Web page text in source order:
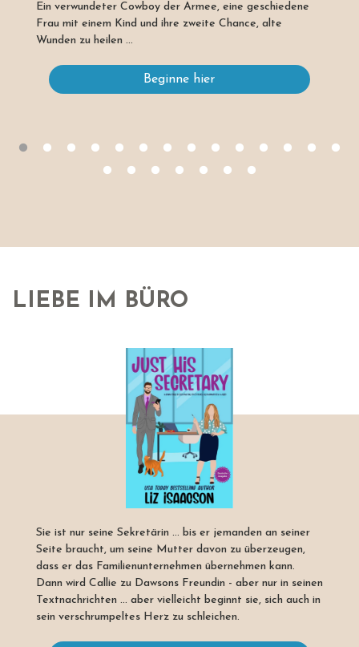
Ein verwundeter Cowboy der Armee, eine geschiedene
Frau mit einem Kind und ihre zweite Chance, alte
Wunden zu heilen ...
Beginne hier
LIEBE IM BÜRO
Sie ist nur seine Sekretärin ... bis er jemanden an seiner
Seite braucht, um seine Mutter davon zu überzeugen,
dass er das Familienunternehmen übernehmen kann.
Dann wird Callie zu Dawsons Freundin - aber nur in seinen
Textnachrichten ... aber vielleicht beginnt sie, sich auch in
sein verschrumpeltes Herz zu schleichen.